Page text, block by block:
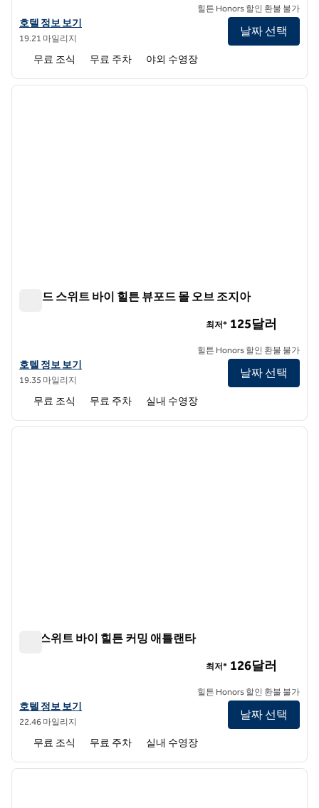
햄튼 인 커밍 호텔 정보 보기
호텔 정보 보기
19.21 마일리지
힐튼 Honors 할인 환불 불가
날짜 선택
무료 조식 무료 주차 야외 수영장
1/9
다음
홈우드 스위트 바이 힐튼 뷰포드 몰 오브 조지아
홈우드 스위트 바이 힐튼 뷰포드 몰 오브 조지아의 호텔 정보 보기
호텔 정보 보기
19.35 마일리지
최저* 125달러
힐튼 Honors 할인 환불 불가
날짜 선택
무료 조식 무료 주차 실내 수영장
1/12
다음
홈2 스위트 바이 힐튼 커밍 애틀랜타
홈2 스위트 바이 힐튼 커밍 애틀랜타의 호텔 정보 보기
호텔 정보 보기
22.46 마일리지
최저* 126달러
힐튼 Honors 할인 환불 불가
날짜 선택
무료 조식 무료 주차 실내 수영장
1/12
다음